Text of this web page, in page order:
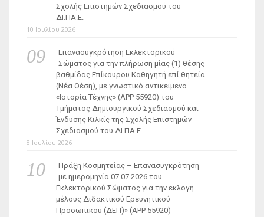
Σχολής Επιστημών Σχεδιασμού του
ΔΙ.ΠΑ.Ε.
10 Ιουλίου 2026
Επανασυγκρότηση Εκλεκτορικού
Σώματος για την πλήρωση μίας (1) θέσης
βαθμίδας Επίκουρου Καθηγητή επί θητεία
(Νέα Θέση), με γνωστικό αντικείμενο
«Ιστορία Τέχνης» (ΑΡΡ 55920) του
Τμήματος Δημιουργικού Σχεδιασμού και
Ένδυσης Κιλκίς της Σχολής Επιστημών
Σχεδιασμού του ΔΙ.ΠΑ.Ε.
8 Ιουλίου 2026
Πράξη Κοσμητείας – Επανασυγκρότηση
με ημερομηνία 07.07.2026 του
Εκλεκτορικού Σώματος για την εκλογή
μέλους Διδακτικού Ερευνητικού
Προσωπικού (ΔΕΠ)» (APP 55920)